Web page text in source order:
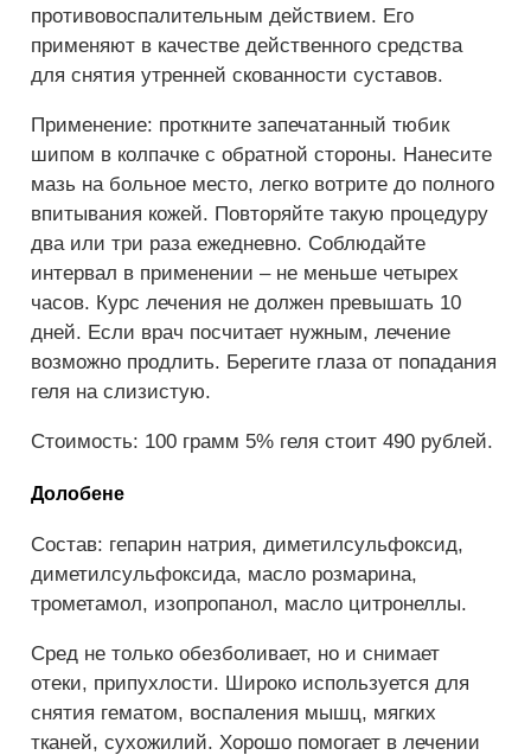
противовоспалительным действием. Его
применяют в качестве действенного средства
для снятия утренней скованности суставов.
Применение: проткните запечатанный тюбик
шипом в колпачке с обратной стороны. Нанесите
мазь на больное место, легко вотрите до полного
впитывания кожей. Повторяйте такую процедуру
два или три раза ежедневно. Соблюдайте
интервал в применении – не меньше четырех
часов. Курс лечения не должен превышать 10
дней. Если врач посчитает нужным, лечение
возможно продлить. Берегите глаза от попадания
геля на слизистую.
Стоимость: 100 грамм 5% геля стоит 490 рублей.
Долобене
Состав: гепарин натрия, диметилсульфоксид,
диметилсульфоксида, масло розмарина,
трометамол, изопропанол, масло цитронеллы.
Сред не только обезболивает, но и снимает
отеки, припухлости. Широко используется для
снятия гематом, воспаления мышц, мягких
тканей, сухожилий. Хорошо помогает в лечении